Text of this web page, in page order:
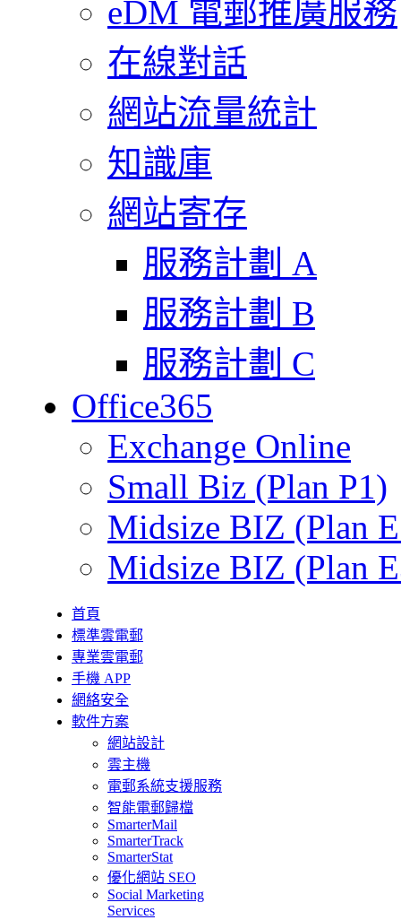
eDM 電郵推廣服務
在線對話
網站流量統計
知識庫
網站寄存
服務計劃 A
服務計劃 B
服務計劃 C
Office365
Exchange Online
Small Biz (Plan P1)
Midsize BIZ (Plan
Midsize BIZ (Plan
首頁
標準雲電郵
專業雲電郵
手機 APP
網絡安全
軟件方案
網站設計
雲主機
電郵系統支援服務
智能電郵歸檔
SmarterMail
SmarterTrack
SmarterStat
優化網站 SEO
Social Marketing
Services